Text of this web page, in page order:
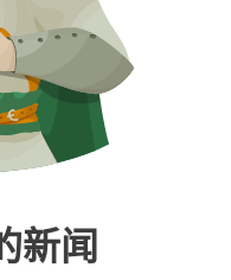
新闻